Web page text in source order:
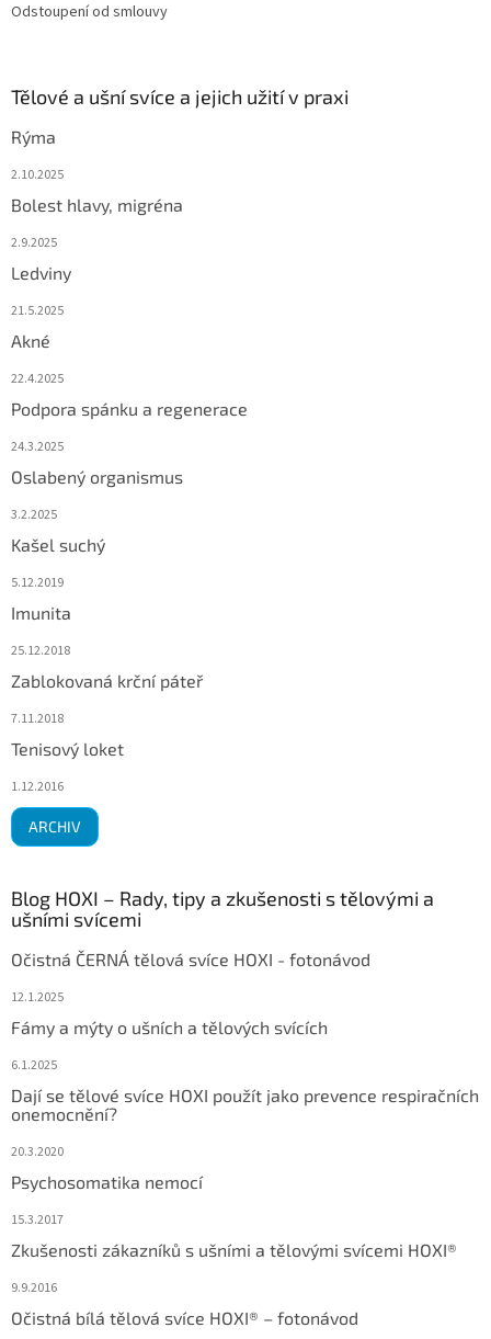
Odstoupení od smlouvy
Tělové a ušní svíce a jejich užití v praxi
Rýma
2.10.2025
Bolest hlavy, migréna
2.9.2025
Ledviny
21.5.2025
Akné
22.4.2025
Podpora spánku a regenerace
24.3.2025
Oslabený organismus
3.2.2025
Kašel suchý
5.12.2019
Imunita
25.12.2018
Zablokovaná krční páteř
7.11.2018
Tenisový loket
1.12.2016
ARCHIV
Blog HOXI – Rady, tipy a zkušenosti s tělovými a
ušními svícemi
Očistná ČERNÁ tělová svíce HOXI - fotonávod
12.1.2025
Fámy a mýty o ušních a tělových svících
6.1.2025
Dají se tělové svíce HOXI použít jako prevence respiračních
onemocnění?
20.3.2020
Psychosomatika nemocí
15.3.2017
Zkušenosti zákazníků s ušními a tělovými svícemi HOXI®
9.9.2016
Očistná bílá tělová svíce HOXI® – fotonávod